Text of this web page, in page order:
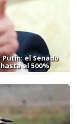
el Senado
el 500%